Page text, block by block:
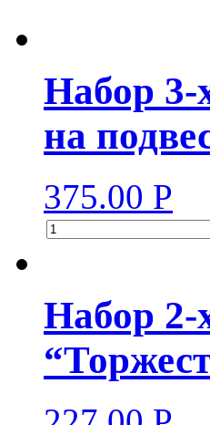
Набор 3-
на
375.00 Р
Набор 2-